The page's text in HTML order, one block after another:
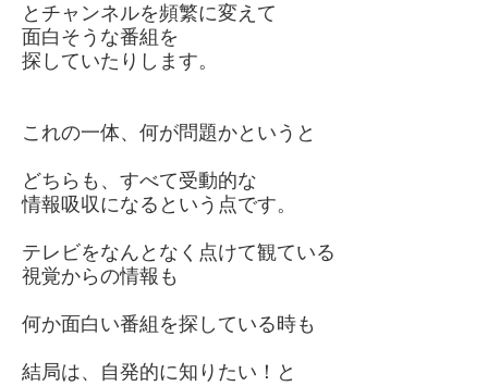
とチャンネルを頻繁に変えて
面白そうな番組を
探していたりします。
これの一体、何が問題かというと
どちらも、すべて受動的な
情報吸収になるという点です。
テレビをなんとなく点けて観ている
視覚からの情報も
何か面白い番組を探している時も
結局は、自発的に知りたい！と